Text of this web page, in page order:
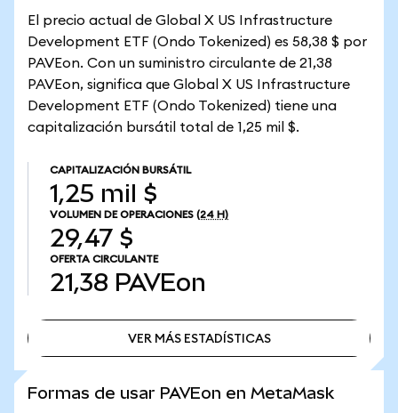
El precio actual de Global X US Infrastructure
Development ETF (Ondo Tokenized) es 58,38 $ por
PAVEon. Con un suministro circulante de 21,38
PAVEon, significa que Global X US Infrastructure
Development ETF (Ondo Tokenized) tiene una
capitalización bursátil total de 1,25 mil $.
CAPITALIZACIÓN BURSÁTIL
1,25 mil $
VOLUMEN DE OPERACIONES (24 H)
29,47 $
OFERTA CIRCULANTE
21,38 PAVEon
VER MÁS ESTADÍSTICAS
Formas de usar PAVEon en MetaMask